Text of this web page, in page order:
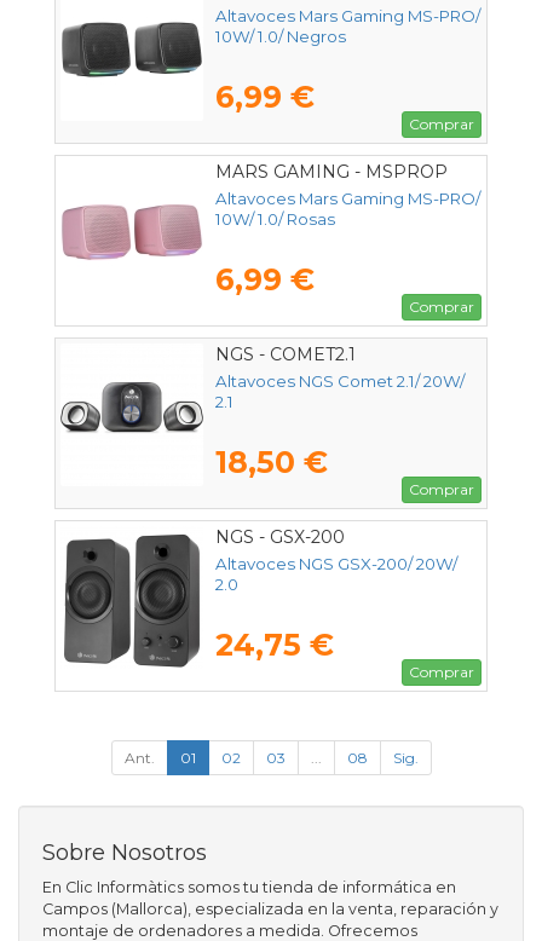
Altavoces Mars Gaming MS-PRO/
10W/ 1.0/ Negros
6,99 €
Comprar
MARS GAMING - MSPROP
Altavoces Mars Gaming MS-PRO/
10W/ 1.0/ Rosas
6,99 €
Comprar
NGS - COMET2.1
Altavoces NGS Comet 2.1/ 20W/
2.1
18,50 €
Comprar
NGS - GSX-200
Altavoces NGS GSX-200/ 20W/
2.0
24,75 €
Comprar
Ant. 01 02 03 08 Sig.
Sobre Nosotros
En Clic Informàtics somos tu tienda de informática en
Campos (Mallorca), especializada en la venta, reparación y
montaje de ordenadores a medida. Ofrecemos